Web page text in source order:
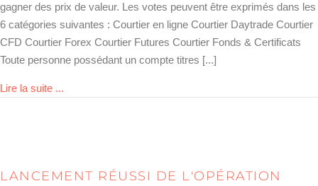
gagner des prix de valeur. Les votes peuvent être exprimés dans les
6 catégories suivantes : Courtier en ligne Courtier Daytrade Courtier
CFD Courtier Forex Courtier Futures Courtier Fonds & Certificats
Toute personne possédant un compte titres [...]
Lire la suite ...
LANCEMENT RÉUSSI DE L'OPÉRATION